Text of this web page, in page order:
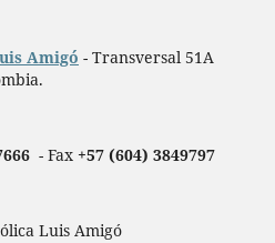
Amigó - Transversal 51A
- Fax +57 (604) 3849797
Luis Amigó